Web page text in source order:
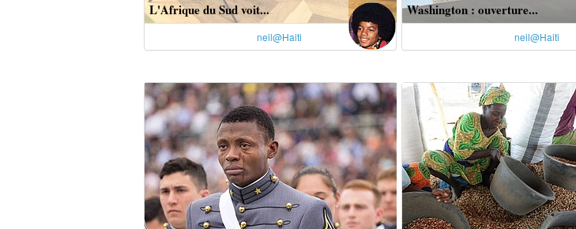
L'Afrique du Sud voit...
neil@Haiti
Washington : ouverture...
neil@Haiti